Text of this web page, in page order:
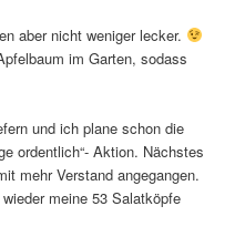
aber nicht weniger lecker.
im Garten, sodass
und ich plane schon die
ordentlich“- Aktion. Nächstes
mehr Verstand angegangen.
meine 53 Salatköpfe